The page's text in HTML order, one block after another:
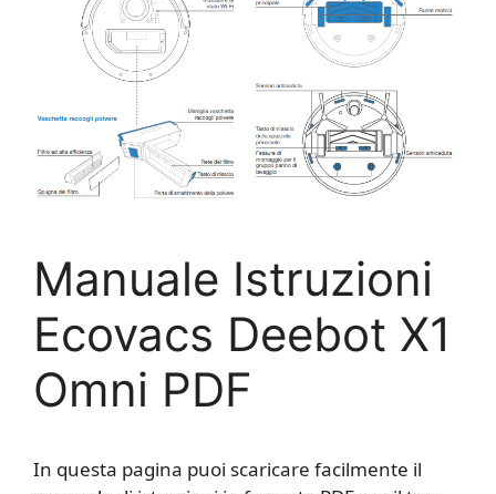
Manuale Istruzioni
Ecovacs Deebot X1
Omni PDF
In questa pagina puoi scaricare facilmente il